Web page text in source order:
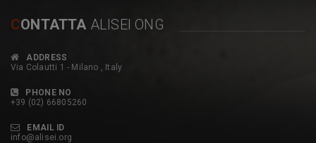
CONTATTA ALISEI ONG
ADDRESS
Via Colautti 1 - Milano , Italy
PHONE NO
+39 (02) 66805260
EMAIL ID
info@alisei.org